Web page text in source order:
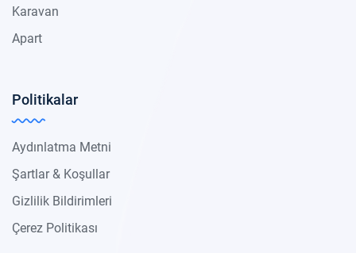
Karavan
Apart
Politikalar
Aydınlatma Metni
Şartlar & Koşullar
Gizlilik Bildirimleri
Çerez Politikası